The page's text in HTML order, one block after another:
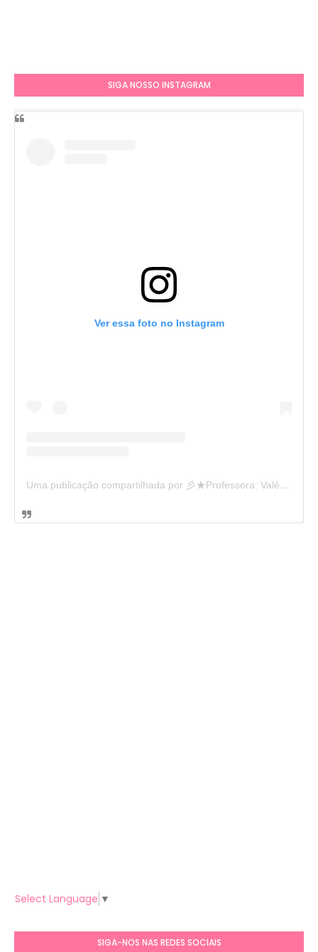
SIGA NOSSO INSTAGRAM
Ver essa foto no Instagram
Uma publicação compartilhada por 彡★Professora: Valéria·.¸¸.· (@ensinandocomcarinho)
Select Language ▼
SIGA-NOS NAS REDES SOCIAIS